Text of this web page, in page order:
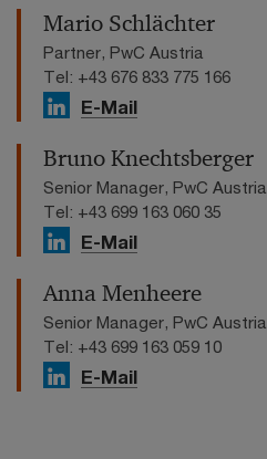
Mario Schlächter
Partner, PwC Austria
Tel: +43 676 833 775 166
E-Mail
Bruno Knechtsberger
Senior Manager, PwC Austria
Tel: +43 699 163 060 35
E-Mail
Anna Menheere
Senior Manager, PwC Austria
Tel: +43 699 163 059 10
E-Mail